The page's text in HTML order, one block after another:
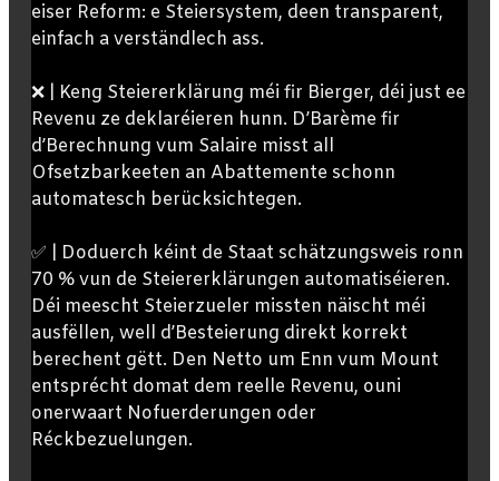
eiser Reform: e Steiersystem, deen transparent,
einfach a verständlech ass.
❌ | Keng Steiererklärung méi fir Bierger, déi just ee
Revenu ze deklaréieren hunn. D’Barème fir
d’Berechnung vum Salaire misst all
Ofsetzbarkeeten an Abattemente schonn
automatesch berücksichtegen.
✅ | Doduerch kéint de Staat schätzungsweis ronn
70 % vun de Steiererklärungen automatiséieren.
Déi meescht Steierzueler missten näischt méi
ausfëllen, well d’Besteierung direkt korrekt
berechent gëtt. Den Netto um Enn vum Mount
entsprécht domat dem reelle Revenu, ouni
onerwaart Nofuerderungen oder
Réckbezuelungen.